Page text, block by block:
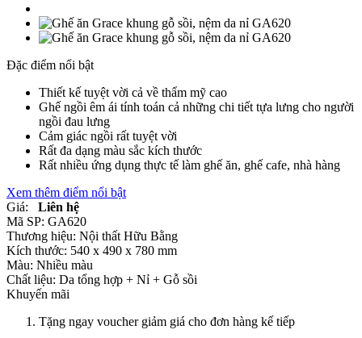
Đặc điểm nổi bật
Thiết kế tuyệt vời cả về thẩm mỹ cao
Ghế ngồi êm ái tính toán cả những chi tiết tựa lưng cho người
ngồi đau lưng
Cảm giác ngồi rất tuyệt vời
Rất đa dạng màu sắc kích thước
Rất nhiều ứng dụng thực tế làm ghế ăn, ghế cafe, nhà hàng
Xem thêm điểm nổi bật
Giá:
Liên hệ
Mã SP: GA620
Thương hiệu: Nội thất Hữu Bằng
Kích thước: 540 x 490 x 780 mm
Màu: Nhiều màu
Chất liệu: Da tổng hợp + Nỉ + Gỗ sồi
Khuyến mãi
Tặng ngay voucher giảm giá cho đơn hàng kế tiếp